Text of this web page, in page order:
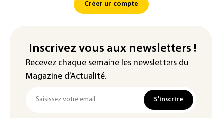
Créer un compte
Inscrivez vous aux newsletters !
Recevez chaque semaine les newsletters du
Magazine d’Actualité.
S'inscrire